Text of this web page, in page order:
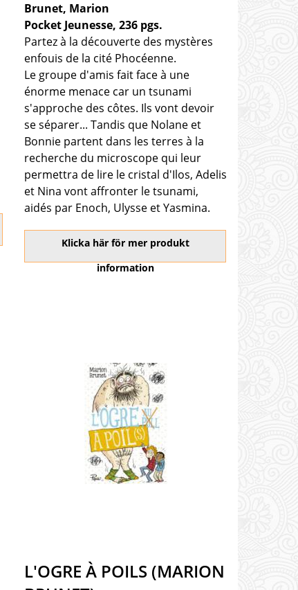
Brunet, Marion
Pocket Jeunesse, 236 pgs.
Partez à la découverte des mystères
enfouis de la cité Phocéenne.
Le groupe d'amis fait face à une
énorme menace car un tsunami
s'approche des côtes. Ils vont devoir
se séparer... Tandis que Nolane et
Bonnie partent dans les terres à la
recherche du microscope qui leur
permettra de lire le cristal d'Ilos, Adelis
et Nina vont affronter le tsunami,
aidés par Enoch, Ulysse et Yasmina.
Klicka här för mer produkt
information
L'OGRE À POILS (MARION